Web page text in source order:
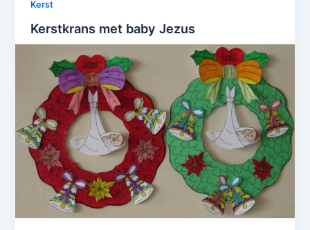
Kerst
Kerstkrans met baby Jezus